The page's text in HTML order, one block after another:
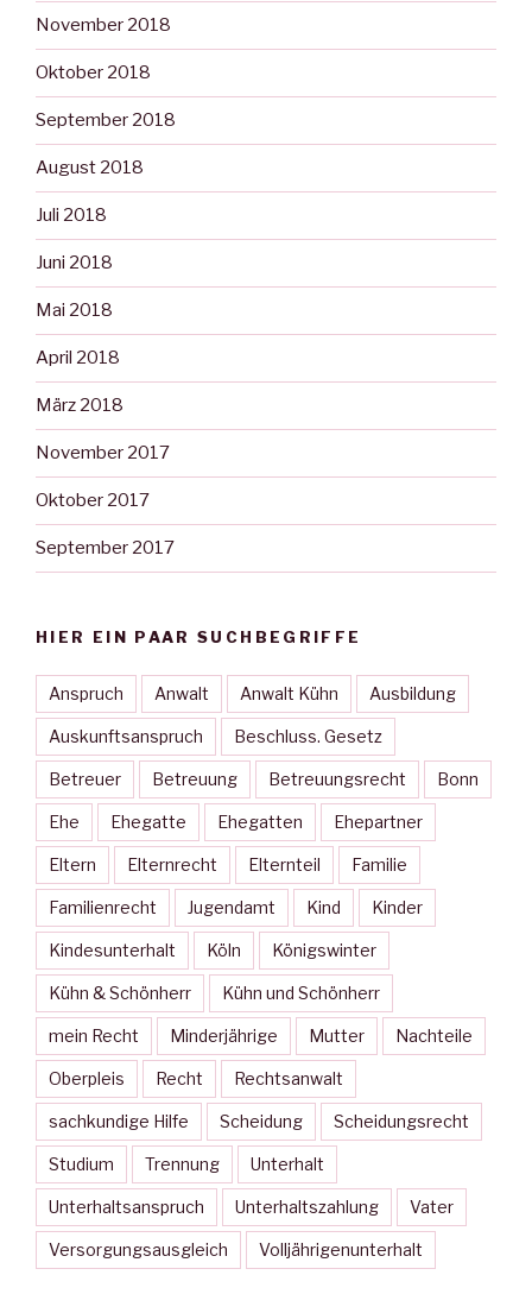
November 2018
Oktober 2018
September 2018
August 2018
Juli 2018
Juni 2018
Mai 2018
April 2018
März 2018
November 2017
Oktober 2017
September 2017
HIER EIN PAAR SUCHBEGRIFFE
Anspruch Anwalt Anwalt Kühn Ausbildung
Auskunftsanspruch Beschluss. Gesetz
Betreuer Betreuung Betreuungsrecht Bonn
Ehe Ehegatte Ehegatten Ehepartner
Eltern Elternrecht Elternteil Familie
Familienrecht Jugendamt Kind Kinder
Kindesunterhalt Köln Königswinter
Kühn & Schönherr Kühn und Schönherr
mein Recht Minderjährige Mutter Nachteile
Oberpleis Recht Rechtsanwalt
sachkundige Hilfe Scheidung Scheidungsrecht
Studium Trennung Unterhalt
Unterhaltsanspruch Unterhaltszahlung Vater
Versorgungsausgleich Volljährigenunterhalt